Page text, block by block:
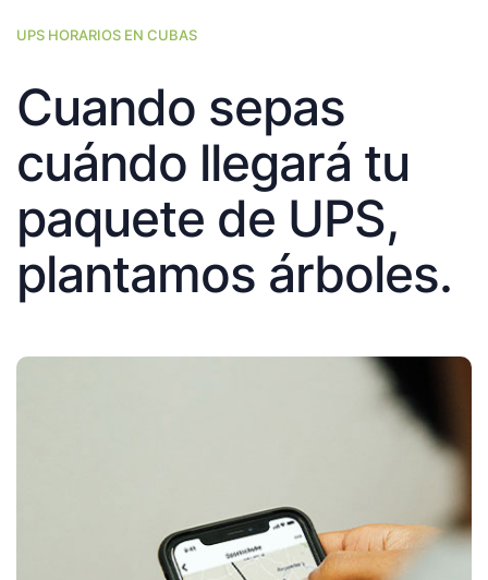
UPS HORARIOS EN CUBAS
Cuando sepas
cuándo llegará tu
paquete de UPS,
plantamos árboles.